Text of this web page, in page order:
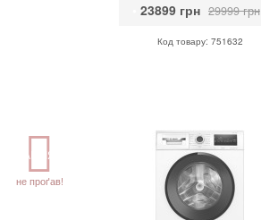
23899 грн 29999 грн
Код товару: 751632
АКЦІЯ
не проґав!